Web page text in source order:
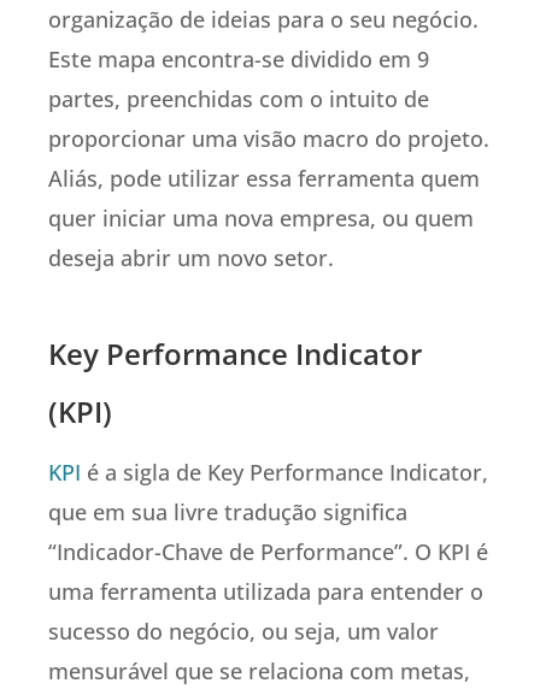
organização de ideias para o seu negócio.
Este mapa encontra-se dividido em 9
partes, preenchidas com o intuito de
proporcionar uma visão macro do projeto.
Aliás, pode utilizar essa ferramenta quem
quer iniciar uma nova empresa, ou quem
deseja abrir um novo setor.
Key Performance Indicator
(KPI)
KPI é a sigla de Key Performance Indicator,
que em sua livre tradução significa
“Indicador-Chave de Performance”. O KPI é
uma ferramenta utilizada para entender o
sucesso do negócio, ou seja, um valor
mensurável que se relaciona com metas,